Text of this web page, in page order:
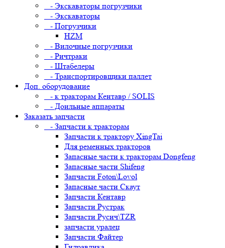
- Экскаваторы погрузчики
- Экскаваторы
- Погрузчики
HZM
- Вилочные погрузчики
- Ричтраки
- Штабелеры
- Транспортировщики паллет
Доп. оборудование
- к тракторам Кентавр / SOLIS
- Доильные аппараты
Заказать запчасти
- Запчасти к тракторам
Запчасти к трактору XingTai
Для ременных тракторов
Запасные части к тракторам Dongfeng
Запасные части Shifeng
Запчасти Foton\Lovol
Запасные части Скаут
Запчасти Кентавр
Запчасти Рустрак
Запчасти Русич\TZR
запчасти уралец
Запчасти Файтер